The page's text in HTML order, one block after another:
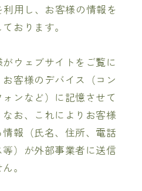
利用し、お客様の情報を
おります。
ウェブサイトをご覧に
客様のデバイス（コン
ンなど）に記憶させて
お、これによりお客様
報（氏名、住所、電話
）が外部事業者に送信
。